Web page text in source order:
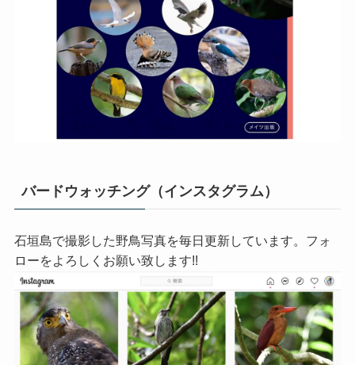
バードウォッチング（インスタグラム）
石垣島で撮影した野鳥写真を毎日更新しています。フォ
ローをよろしくお願い致します!!